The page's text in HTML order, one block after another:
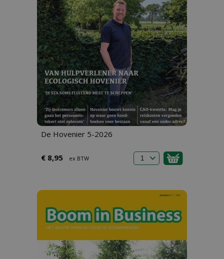
De Hovenier 5-2026
€ 8,95 ex BTW